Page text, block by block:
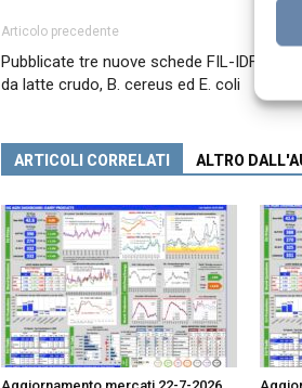
Articolo precedente
Pubblicate tre nuove schede FIL-IDF su
da latte crudo, B. cereus ed E. coli
ARTICOLI CORRELATI ALTRO